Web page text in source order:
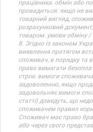
працівника. обмін або
провадиться: якщо не
товарний вигляд,
розрахунковий
товаром. умови обміну /
8. Згідно із законом
виявлення протягом
споживач, в порядку та
право вимагати
строк. вимоги
задоволенню, якщо
задовольняє вимоги
статті) доведуть, що
споживачем правил
Споживач має право
або через свого